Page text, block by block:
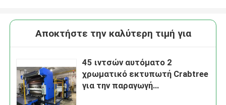
Αποκτήστε την καλύτερη τιμή για
45 ιντσών αυτόματο 2
χρωματικό εκτυπωτή Crabtree
για την παραγωγή